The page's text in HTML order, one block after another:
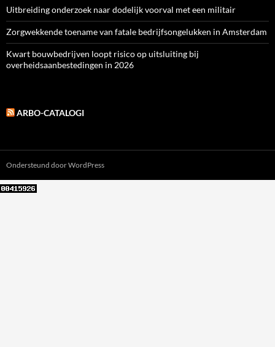
Uitbreiding onderzoek naar dodelijk voorval met een militair
Zorgwekkende toename van fatale bedrijfsongelukken in Amsterdam
Kwart bouwbedrijven loopt risico op uitsluiting bij
overheidsaanbestedingen in 2026
ARBO-CATALOGI
Ondersteund door WordPress